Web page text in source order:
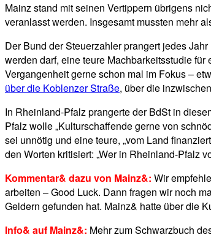
Mainz stand mit seinen Vertippern übrigens
veranlasst werden. Insgesamt mussten mehr
Der Bund der Steuerzahler prangert jedes
werden darf, eine teure Machbarkeitsstudie
Vergangenheit gerne schon mal im Fokus –
über die Koblenzer Straße, über die
In Rheinland-Pfalz prangerte der BdSt in
Pfalz wolle „Kulturschaffende gerne von
sei unnötig und eine teure, „vom Land
den Worten kritisiert: „Wer in Rheinland-Pfalz
Kommentar& dazu von Mainz&: Wir
arbeiten – Good Luck. Dann fragen wir noch
Geldern gefunden hat. Mainz& hatte über die
Info& auf Mainz&: Mehr zum Schwarzbuch